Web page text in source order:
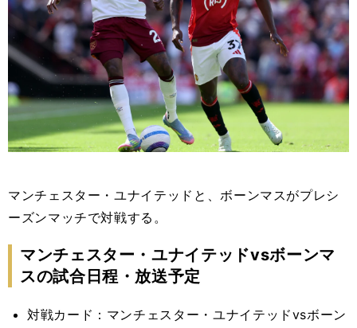
マンチェスター・ユナイテッドと、ボーンマスがプレシ
ーズンマッチで対戦する。
マンチェスター・ユナイテッドvsボーンマ
スの試合日程・放送予定
対戦カード：マンチェスター・ユナイテッドvsボーン